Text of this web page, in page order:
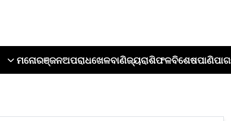
ମନୋରଞ୍ଜନଅପରାଧଖେଳବାଣିଜ୍ୟରାଶିଫଳବିଶେଷପାଣିପାଗ